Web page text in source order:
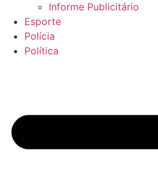
Informe Publicitário
Esporte
Polícia
Política